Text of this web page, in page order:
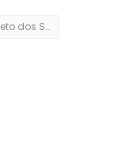
Patrícia Barreto dos Santos Lima